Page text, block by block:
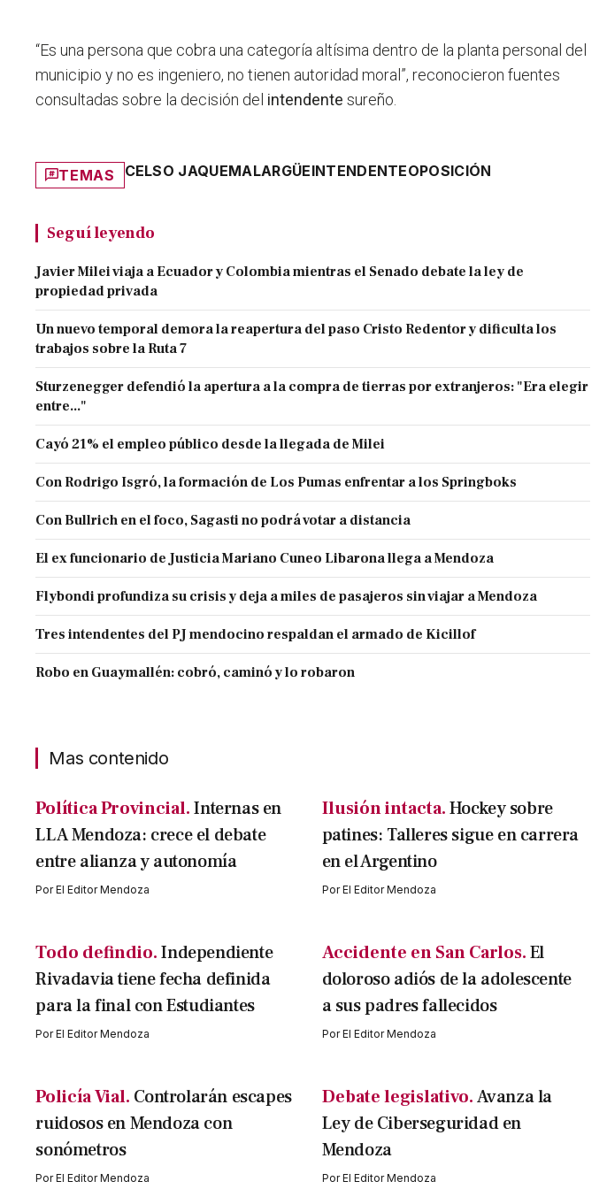
“Es una persona que cobra una categoría altísima dentro de la planta personal del
municipio y no es ingeniero, no tienen autoridad moral”, reconocieron fuentes
consultadas sobre la decisión del intendentesureño.
TEMAS CELSO JAQUEMALARGÜEINTENDENTEOPOSICIÓN
Seguí leyendo
Javier Milei viaja a Ecuador y Colombia mientras el Senado debate la ley de
propiedad privada
Un nuevo temporal demora la reapertura del paso Cristo Redentor y dificulta los
trabajos sobre la Ruta 7
Sturzenegger defendió la apertura a la compra de tierras por extranjeros: "Era elegir
entre..."
Cayó 21% el empleo público desde la llegada de Milei
Con Rodrigo Isgró, la formación de Los Pumas enfrentar a los Springboks
Con Bullrich en el foco, Sagasti no podrá votar a distancia
El ex funcionario de Justicia Mariano Cuneo Libarona llega a Mendoza
Flybondi profundiza su crisis y deja a miles de pasajeros sin viajar a Mendoza
Tres intendentes del PJ mendocino respaldan el armado de Kicillof
Robo en Guaymallén: cobró, caminó y lo robaron
Mas contenido
Política Provincial. Internas en
LLA Mendoza: crece el debate
entre alianza y autonomía
PorEl Editor Mendoza
Ilusión intacta.Hockey sobre
patines: Talleres sigue en carrera
en el Argentino
PorEl Editor Mendoza
Todo defindio. Independiente
Rivadavia tiene fecha definida
para la final con Estudiantes
PorEl Editor Mendoza
Accidente en San Carlos.El
doloroso adiós de la adolescente
a sus padres fallecidos
PorEl Editor Mendoza
Policía Vial. Controlarán escapes
ruidosos en Mendoza con
sonómetros
PorEl Editor Mendoza
Debate legislativo.Avanza la
Ley de Ciberseguridad en
Mendoza
PorEl Editor Mendoza